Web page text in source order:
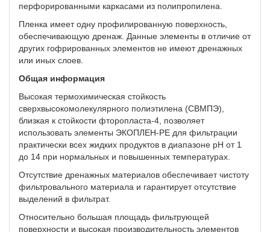
перфорированными каркасами из полипропилена.
Пленка имеет одну профилированную поверхность,
обеспечивающую дренаж. Данные элементы в отличие от
других гофрированных элементов не имеют дренажных
или иных слоев.
Общая информация
Высокая термохимическая стойкость
сверхвысокомолекулярного полиэтилена (СВМПЭ),
близкая к стойкости фторопласта-4, позволяет
использовать элементы ЭКОПЛЕН-РЕ для фильтрации
практически всех жидких продуктов в диапазоне рН от 1
до 14 при нормальных и повышенных температурах.
Отсутствие дренажных материалов обеспечивает чистоту
фильтровального материала и гарантирует отсутствие
выделений в фильтрат.
Относительно большая площадь фильтрующей
поверхности и высокая производительность элементов